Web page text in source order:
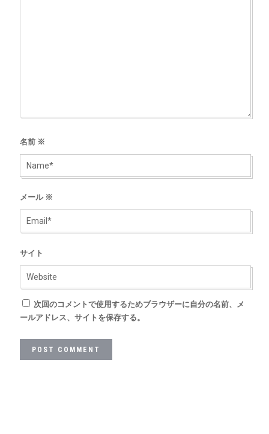
名前 ※
メール ※
サイト
次回のコメントで使用するためブラウザーに自分の名前、メ
ールアドレス、サイトを保存する。